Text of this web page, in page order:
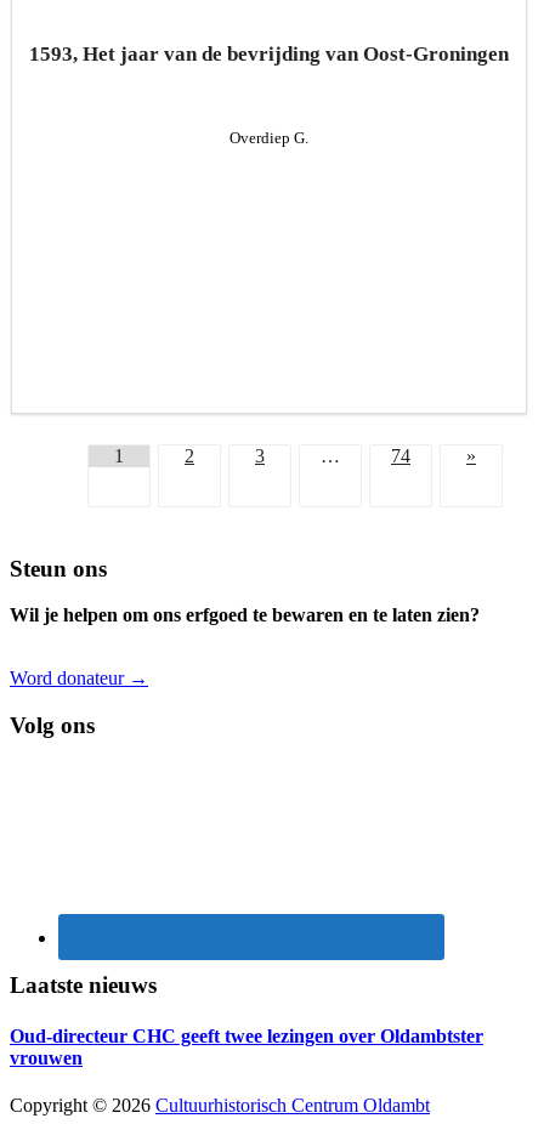
1593, Het jaar van de bevrijding van Oost-Groningen
Overdiep G.
1 2 3 … 74 »
Footer
Steun ons
Wil je helpen om ons erfgoed te bewaren en te laten zien?
Word donateur →
Volg ons
Laatste nieuws
Oud-directeur CHC geeft twee lezingen over Oldambtster
vrouwen
Copyright © 2026 Cultuurhistorisch Centrum Oldambt